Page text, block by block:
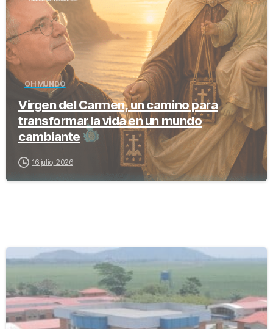
OH MUNDO
Virgen del Carmen, un camino para
transformar la vida en un mundo
cambiante
16 julio, 2026